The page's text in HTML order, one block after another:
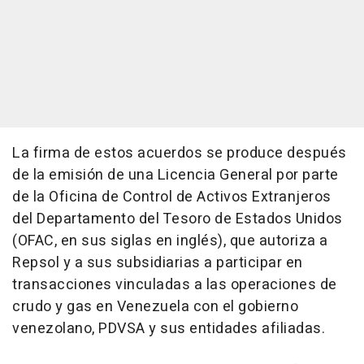
La firma de estos acuerdos se produce después
de la emisión de una Licencia General por parte
de la Oficina de Control de Activos Extranjeros
del Departamento del Tesoro de Estados Unidos
(OFAC, en sus siglas en inglés), que autoriza a
Repsol y a sus subsidiarias a participar en
transacciones vinculadas a las operaciones de
crudo y gas en Venezuela con el gobierno
venezolano, PDVSA y sus entidades afiliadas.